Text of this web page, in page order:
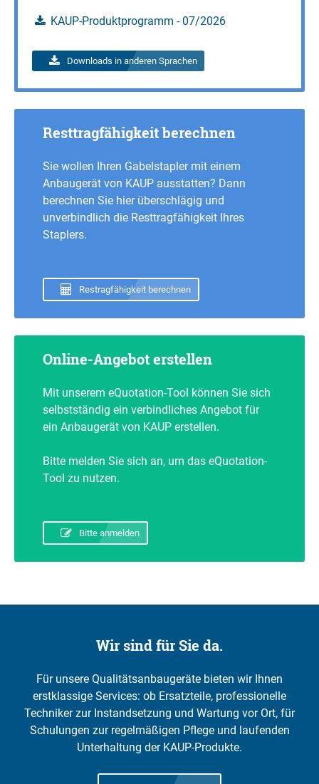
KAUP-Produktprogramm - 07/2026
Downloads in anderen Sprachen
Resttragfähigkeit berechnen
Sie wollen Ihren Gabelstapler mit einem
Anbaugerät von KAUP ausstatten? Dann
berechnen Sie hier überschlägig und
unverbindlich die Resttragfähigkeit Ihres
Staplers.
Restragfähigkeit berechnen
Online-Angebot erstellen
Mit unserem eQuotation-Tool können Sie sich
selbstständig ein verbindliches Angebot für
ein Anbaugerät von KAUP erstellen.
Bitte melden Sie sich an, um das eQuotation-
Tool zu nutzen.
Bitte anmelden
Wir sind für Sie da.
Für unsere Qualitätsanbaugeräte bieten wir Ihnen
erstklassige Services: ob Ersatzteile, professionelle
Techniker zur Instandsetzung und Wartung vor Ort, für
Schulungen zur regelmäßigen Pflege und laufenden
Unterhaltung der KAUP-Produkte.